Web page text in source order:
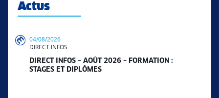
Actus
04/08/2026
DIRECT INFOS
DIRECT INFOS – AOÛT 2026 – FORMATION :
STAGES ET DIPLÔMES